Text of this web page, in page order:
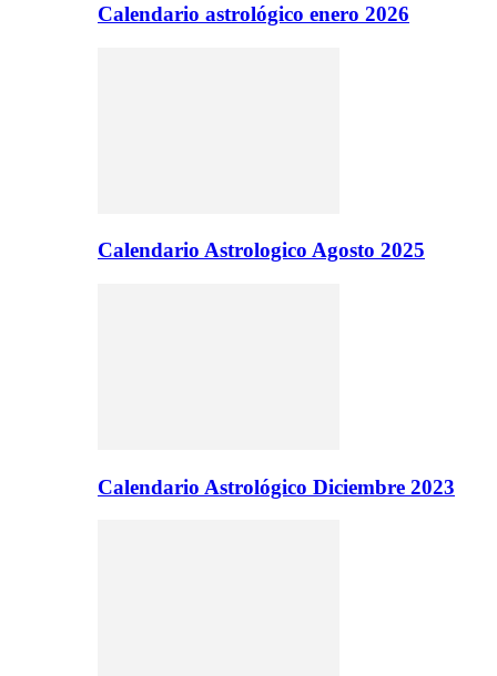
Calendario astrológico enero 2026
Calendario Astrologico Agosto 2025
Calendario Astrológico Diciembre 2023